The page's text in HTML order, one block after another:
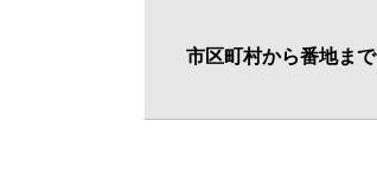
市区町村から番地まで